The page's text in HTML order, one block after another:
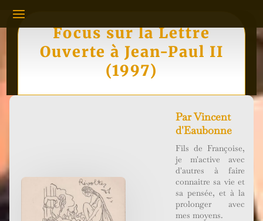
Focus sur la Lettre
Ouverte à Jean-Paul II
(1997)
ParVincent
d'Eaubonne
Fils de Françoise,
je m'active avec
d'autres à faire
connaitre sa vie et
sa pensée, et à la
prolonger avec
mes moyens.